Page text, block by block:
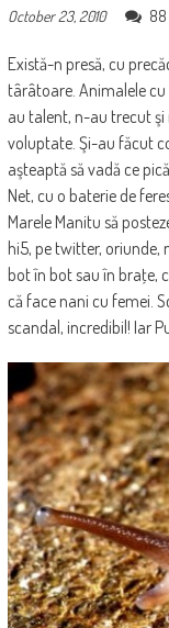
October 23, 2010
88
Există-n presă, cu
târâtoare. Animalele
au talent, n-au trecut şi
voluptate. Şi-au făcut
aşteaptă să vadă ce
Net, cu o baterie de
Marele Manitu să
hi5, pe twitter, oriunde,
bot în bot sau în braţe,
că face nani cu femei.
scandal, incredibil! Iar